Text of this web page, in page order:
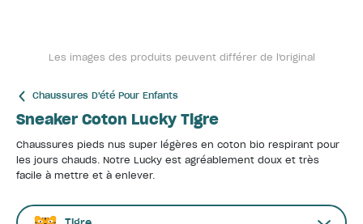
Les images des produits peuvent différer de l'original
Chaussures D'été Pour Enfants
Sneaker Coton Lucky Tigre
Chaussures pieds nus super légères en coton bio respirant pour
les jours chauds. Notre Lucky est agréablement doux et très
facile à mettre et à enlever.